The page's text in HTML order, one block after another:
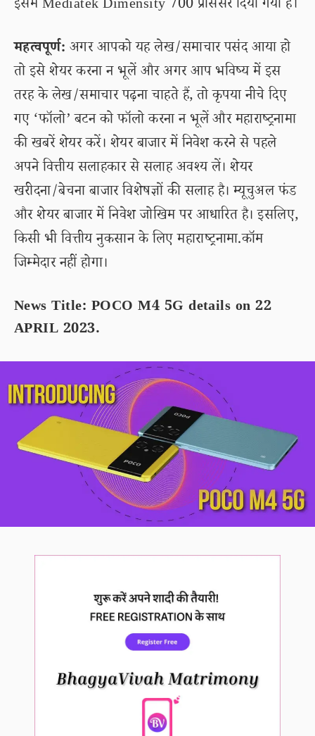
इसमें Mediatek Dimensity 700 प्रोसेसर दिया गया है।
महत्वपूर्ण: अगर आपको यह लेख/समाचार पसंद आया हो
तो इसे शेयर करना न भूलें और अगर आप भविष्य में इस
तरह के लेख/समाचार पढ़ना चाहते हैं, तो कृपया नीचे दिए
गए ‘फॉलो’ बटन को फॉलो करना न भूलें और महाराष्ट्रनामा
की खबरें शेयर करें। शेयर बाजार में निवेश करने से पहले
अपने वित्तीय सलाहकार से सलाह अवश्य लें। शेयर
खरीदना/बेचना बाजार विशेषज्ञों की सलाह है। म्यूचुअल फंड
और शेयर बाजार में निवेश जोखिम पर आधारित है। इसलिए,
किसी भी वित्तीय नुकसान के लिए महाराष्ट्रनामा.कॉम
जिम्मेदार नहीं होगा।
News Title: POCO M4 5G details on 22
APRIL 2023.